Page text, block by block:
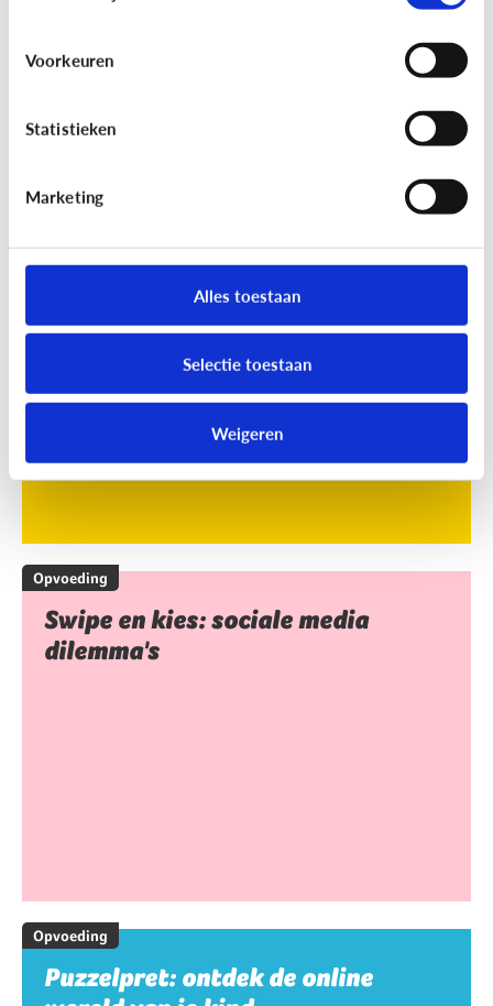
Voorkeuren
Statistieken
Marketing
Alles toestaan
Selectie toestaan
Weigeren
[Online quiz]Waar is schermtijd
Opvoeding
Swipe en kies: sociale media
dilemma's
Opvoeding
Puzzelpret: ontdek de online